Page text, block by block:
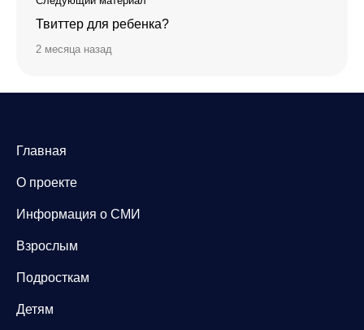
Твиттер для ребенка?
2 месяца назад
Главная
О проекте
Информация о СМИ
Взрослым
Подросткам
Детям